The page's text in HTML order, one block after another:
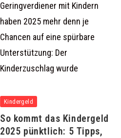
Geringverdiener mit Kindern
haben 2025 mehr denn je
Chancen auf eine spürbare
Unterstützung: Der
Kinderzuschlag wurde
Kindergeld
So kommt das Kindergeld
2025 pünktlich: 5 Tipps,